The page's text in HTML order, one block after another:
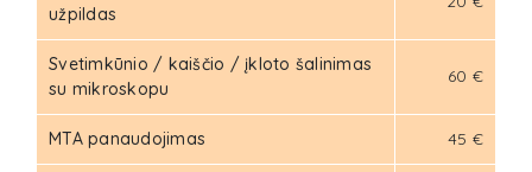
užpildas
Svetimkūnio / kaiščio / įkloto šalinimas
su mikroskopu
60 €
MTA panaudojimas 45 €